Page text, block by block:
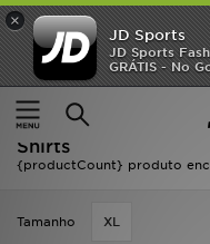
×
JD Sports
JD Sports
GRÁTIS - No
Página principal
Homem
Homem - DAILYSZN
Shirts
{productCount} produto
Tamanho XL
INÍCIO
Promoções
NOVIDADES